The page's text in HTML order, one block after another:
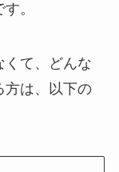
。
くて、どんな
方は、以下の